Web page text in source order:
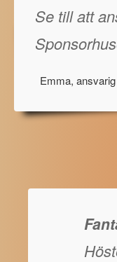
Se till att
Emma,